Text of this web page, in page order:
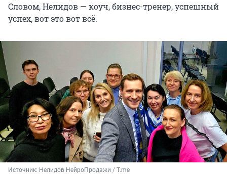
Словом, Нелидов — коуч, бизнес-тренер, успешный
успех, вот это вот всё.
Источник: Нелидов НейроПродажи / T.me